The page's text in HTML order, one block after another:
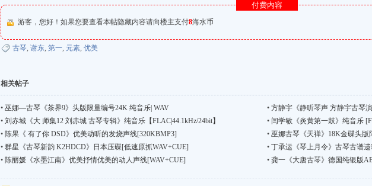
付费内容
游客，您好！如果您要查看本帖隐藏内容请向楼主支付8海水币
古琴, 谢东, 第一, 元素, 优美
相关帖子
• 巫娜—古琴《茶界9》头版限量编号24K 纯音乐| WAV • 方静宇《静听琴声 方静宇古琴
• 刘赤城《大 师集12 刘赤城 古琴专辑》纯音乐【FLAC|44.1kHz/24bit】 • 闫学敏《炎黄第一鼓》纯音乐
• 陈果《 有了你 DSD》优美动听的发烧声线[320KBMP3] • 巫娜古琴《天禅》18K金碟头版
• 群星《古琴新韵 K2HDCD》日本压碟[低速原抓WAV+CUE] • 丁承运《琴上月令》古琴古谱
• 陈丽媛《水墨江南》优美抒情优美的动人声线[WAV+CUE] • 龚一《大唐古琴》德国纯银版